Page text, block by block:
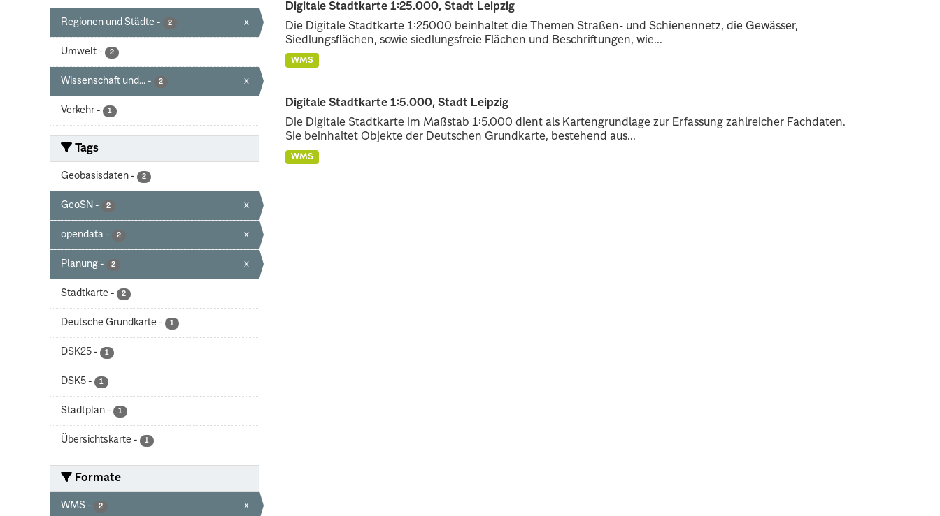
Regionen und Städte - 2 x
Umwelt - 2
Wissenschaft und... - 2 x
Verkehr - 1
Tags
Geobasisdaten - 2
GeoSN - 2 x
opendata - 2 x
Planung - 2 x
Stadtkarte - 2
Deutsche Grundkarte - 1
DSK25 - 1
DSK5 - 1
Stadtplan - 1
Übersichtskarte - 1
Formate
WMS - 2 x
Digitale Stadtkarte 1:25.000, Stadt Leipzig
Die Digitale Stadtkarte 1:25000 beinhaltet die Themen Straßen- und Schienennetz, die Gewässer,
Siedlungsflächen, sowie siedlungsfreie Flächen und Beschriftungen, wie...
WMS
Digitale Stadtkarte 1:5.000, Stadt Leipzig
Die Digitale Stadtkarte im Maßstab 1:5.000 dient als Kartengrundlage zur Erfassung zahlreicher Fachdaten.
Sie beinhaltet Objekte der Deutschen Grundkarte, bestehend aus...
WMS